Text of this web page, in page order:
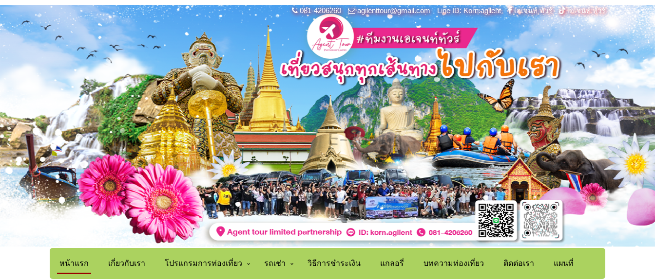
081-4206260 agilenttour@gmail.com Line ID: Korn.agilent เอเจนท์ ทัวร์ เอเจนท์ ทัวร์
หน้าแรก เกี่ยวกับเรา โปรแกรมการท่องเที่ยว รถเช่า วิธีการชำระเงิน แกลอรี่ บทความท่องเที่ยว ติดต่อเรา แผนที่